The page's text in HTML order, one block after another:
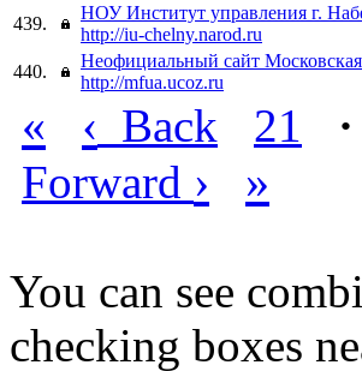
439.
НОУ Институт управления г.
http://iu-chelny.narod.ru
440.
Неофициальный сайт
http://mfua.ucoz.ru
« ‹ Back 21
Forward › »
You can see
checking boxes